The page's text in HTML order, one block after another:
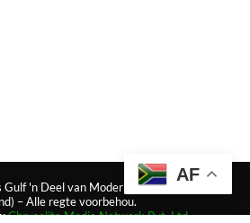
'n Deel van Modern Business Network
– Alle regte voorbehou.
Chrysolite Media Network Pvt. Ltd.
AF